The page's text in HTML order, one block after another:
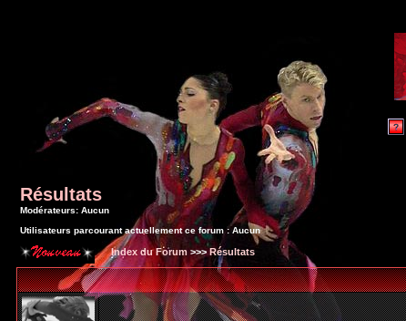
Résultats
Modérateurs: Aucun
Utilisateurs parcourant actuellement ce forum : Aucun
Index du Forum >>>Résultats